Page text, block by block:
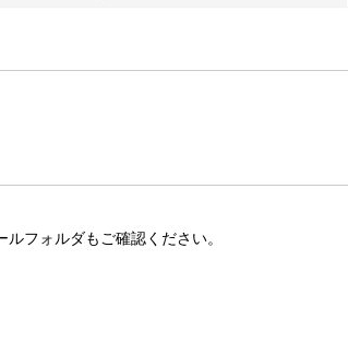
フォルダもご確認ください。